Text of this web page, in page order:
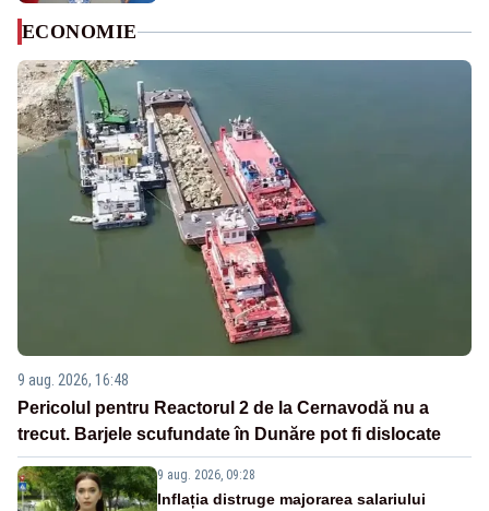
ECONOMIE
9 aug. 2026, 16:48
Pericolul pentru Reactorul 2 de la Cernavodă nu a
trecut. Barjele scufundate în Dunăre pot fi dislocate
9 aug. 2026, 09:28
Inflația distruge majorarea salariului